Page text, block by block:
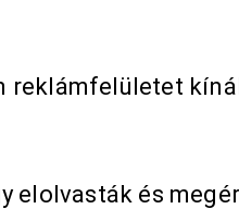
reklámfelületet
elolvasták és